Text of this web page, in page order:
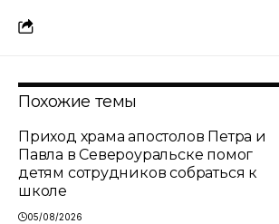
Похожие темы
Приход храма апостолов Петра и
Павла в Североуральске помог
детям сотрудников собраться к
школе
05/08/2026